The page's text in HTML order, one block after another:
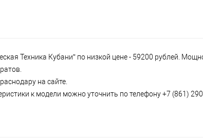
Техника Кубани” по низкой цене - 59200 рублей.
на сайте.
к модели можно уточнить по телефону +7 (861)